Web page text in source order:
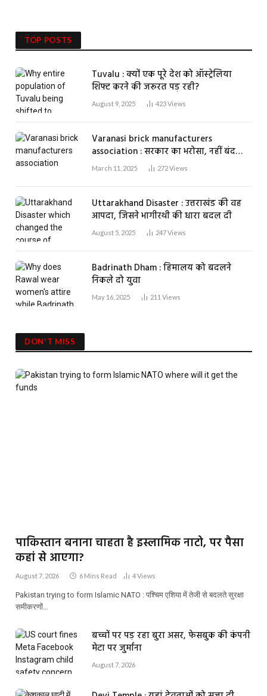
TOP POSTS
Tuvalu : क्यों एक पूरे देश को ऑस्ट्रेलिया
शिफ्ट करने की जरूरत पड़ रही?
August 9, 2025 423Views
Varanasi brick manufacturers
association : सरकार का भरोसा, नहीं बंद
होगा एक भी ईंट भट्ठा
March 11, 2025 272Views
Uttarakhand Disaster : उत्तराखंड की वह
आपदा, जिसने भागीरथी की धारा बदल दी
August 5, 2025 247Views
Badrinath Dham : हिमालय को बदलने
निकले दो युवा
May 16, 2025 211 Views
DON'T MISS
पाकिस्तान बनाना चाहता है इस्लामिक नाटो, पर पैसा
कहां से आएगा?
August 7, 2026 6 Mins Read 4Views
Pakistan trying to form Islamic NATO : पश्चिम एशिया में तेजी से बदलते सुरक्षा
समीकरणों…
बच्चों पर पड़ रहा बुरा असर, फेसबुक की कंपनी
मेटा पर जुर्माना
August 7, 2026